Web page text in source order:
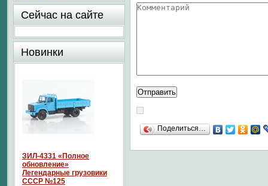
Поделиться…
Сейчас на сайте
Новинки
ЗИЛ-4331 «Полное
обновление»
Легендарные грузовики
СССР №125